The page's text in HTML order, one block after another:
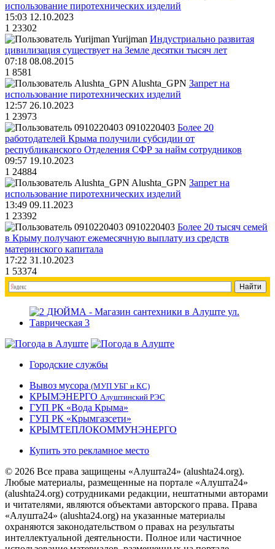
использование пиротехнических изделий
15:03 12.10.2023
1 23302
Yurijman Индустриально развитая
цивилизация существует на Земле десятки тысяч лет
07:18 08.08.2015
1 8581
Alushta_GPN Запрет на
использование пиротехнических изделий
12:57 26.10.2023
1 23973
0910220403 Более 20
работодателей Крыма получили субсидии от
республиканского Отделения СФР за найм сотрудников
09:57 19.10.2023
1 24884
Alushta_GPN Запрет на
использование пиротехнических изделий
13:49 09.11.2023
1 23392
0910220403 Более 20 тысяч семей
в Крыму получают ежемесячную выплату из средств
материнского капитала
17:22 31.10.2023
1 53374
Городские службы
Вывоз мусора (МУП УБГ и КС)
КРЫМЭНЕРГО Алуштинский РЭС
ГУП РК «Вода Крыма»
ГУП РК «Крымгазсети»
КРЫМТЕПЛОКОММУНЭНЕРГО
Купить это рекламное место
© 2026 Все права защищены «Алушта24» (alushta24.org).
Любые материалы, размещенные на портале «Алушта24»
(alushta24.org) сотрудниками редакции, нештатными авторами
и читателями, являются объектами авторского права. Права
«Алушта24» (alushta24.org) на указанные материалы
охраняются законодательством о правах на результаты
интеллектуальной деятельности. Полное или частичное